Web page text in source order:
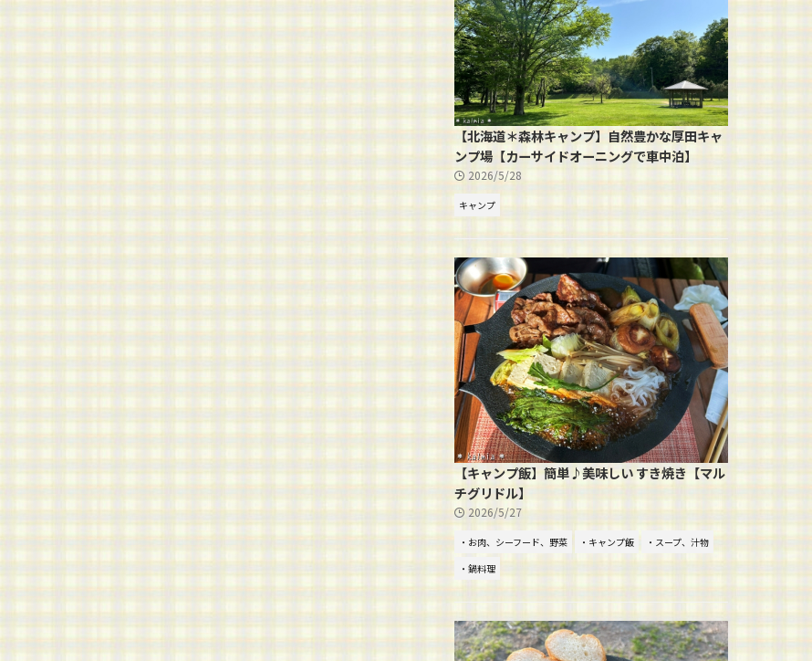
【北海道＊森林キャンプ】自然豊かな厚田キャ
ンプ場【カーサイドオーニングで車中泊】
2026/5/28
キャンプ
【キャンプ飯】簡単♪美味しい すき焼き【マル
チグリドル】
2026/5/27
・お肉、シーフード、野菜 ・キャンプ飯
・スープ、汁物
・鍋料理